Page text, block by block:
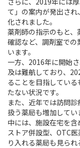
て」の案内が発出さ
化されました。
薬剤師の指示のもと
確認など、調剤室で
います。
一方、2016年に開始
及は難航しており、
ることを目指してい
たない状況です。
また、近年では訪問
扱う薬局も増加してい
中には、施設在宅を
ストア併設型、OTC
り入れる薬局も見られ